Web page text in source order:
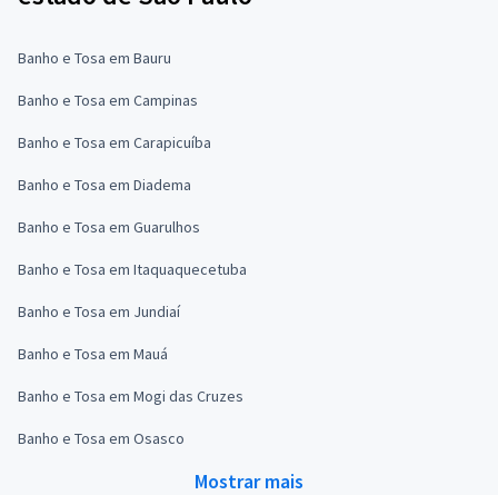
Banho e Tosa em Bauru
Banho e Tosa em Campinas
Banho e Tosa em Carapicuíba
Banho e Tosa em Diadema
Banho e Tosa em Guarulhos
Banho e Tosa em Itaquaquecetuba
Banho e Tosa em Jundiaí
Banho e Tosa em Mauá
Banho e Tosa em Mogi das Cruzes
Banho e Tosa em Osasco
Mostrar mais